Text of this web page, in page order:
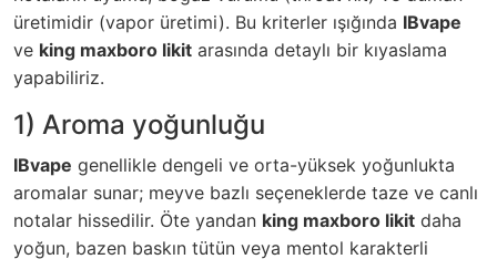
üretimidir (vapor üretimi). Bu kriterler ışığında IBvape
ve king maxboro likit arasında detaylı bir kıyaslama
yapabiliriz.
1) Aroma yoğunluğu
IBvape genellikle dengeli ve orta-yüksek yoğunlukta
aromalar sunar; meyve bazlı seçeneklerde taze ve canlı
notalar hissedilir. Öte yandan king maxboro likit daha
yoğun, bazen baskın tütün veya mentol karakterli